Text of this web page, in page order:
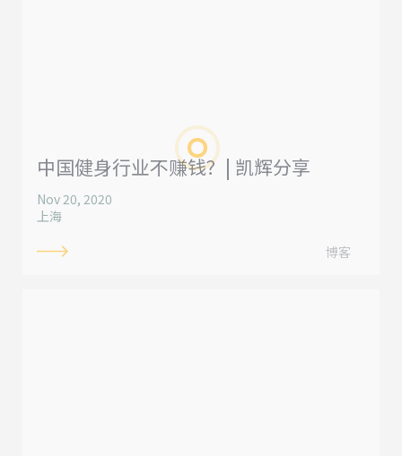
中国健身行业不赚钱？| 凯辉分享
Nov 20, 2020
上海
博客